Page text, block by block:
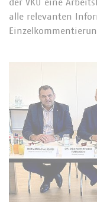
der VKU eine
alle relevanten